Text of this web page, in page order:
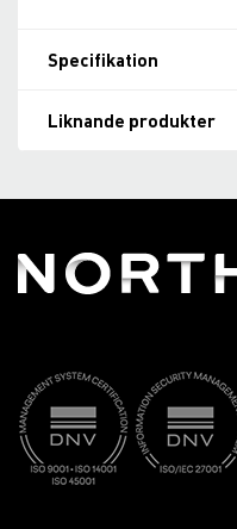
Specifikation
Liknande produkter